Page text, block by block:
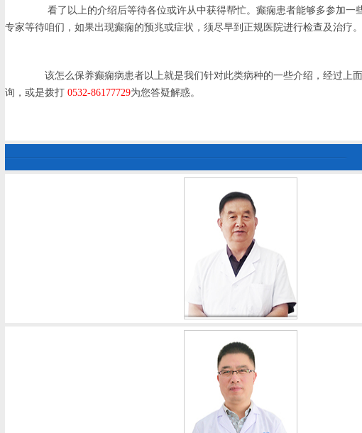
看了以上的介绍后等待各位或许从中获得帮忙。癫痫患者能够多参加一些
专家等待咱们，如果出现癫痫的预兆或症状，须尽早到正规医院进行检查及治疗
该怎么保养癫痫病患者以上就是我们针对此类病种的一些介绍，经过上面
询，或是拨打 0532-86177729为您答疑解惑。